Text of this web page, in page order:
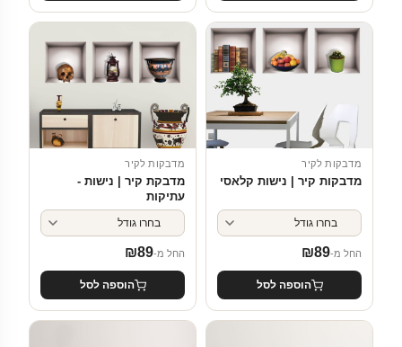
מדבקות לקיר
מדבקות קיר | נישות קלאסי
החל מ- ₪89
הוספה לסל
מדבקות לקיר
מדבקת קיר | נישות -
עתיקות
החל מ- ₪89
הוספה לסל